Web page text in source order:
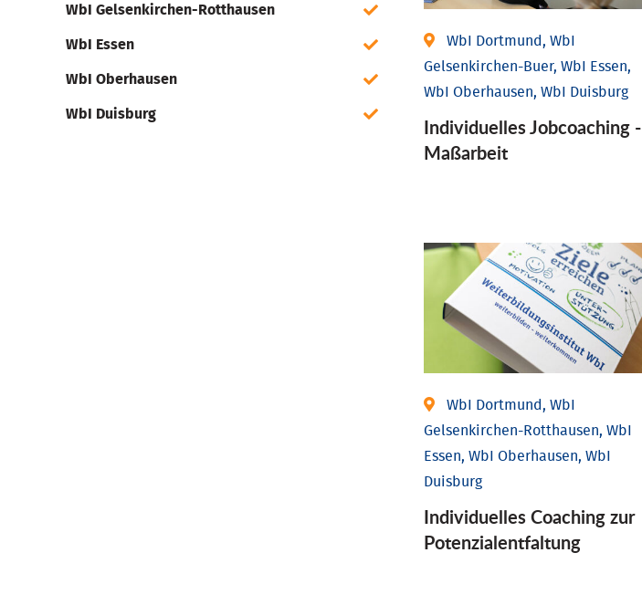
WbI Gelsenkirchen-Rotthausen
WbI Essen
WbI Oberhausen
WbI Duisburg
WbI Dortmund, WbI
Gelsenkirchen-Buer, WbI Essen,
WbI Oberhausen, WbI Duisburg
Individu­elles Job­coaching -
Maßarbeit
WbI Dortmund, WbI
Gelsenkirchen-Rotthausen, WbI
Essen, WbI Oberhausen, WbI
Duisburg
Individuelles Coaching zur
Potenzialentfaltung